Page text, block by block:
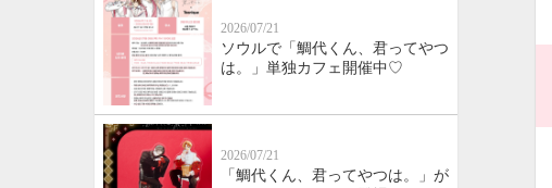
2026/07/21
ソウルで「鯛代くん、君ってやつ
は。」単独カフェ開催中♡
2026/07/21
「鯛代くん、君ってやつは。」が